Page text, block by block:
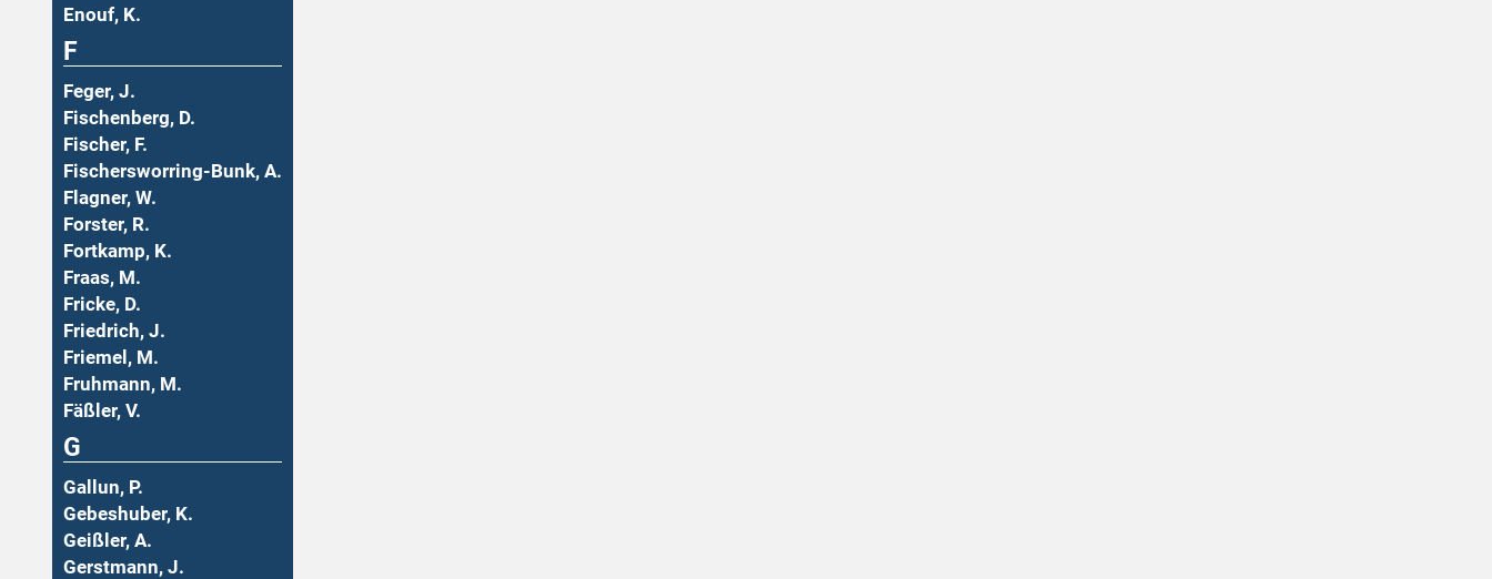
Enouf, K.
F
Feger, J.
Fischenberg, D.
Fischer, F.
Fischersworring-Bunk, A.
Flagner, W.
Forster, R.
Fortkamp, K.
Fraas, M.
Fricke, D.
Friedrich, J.
Friemel, M.
Fruhmann, M.
Fäßler, V.
G
Gallun, P.
Gebeshuber, K.
Geißler, A.
Gerstmann, J.